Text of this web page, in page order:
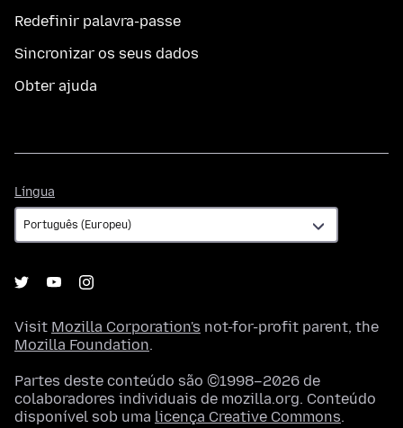
Redefinir palavra-passe
Sincronizar os seus dados
Obter ajuda
Língua
Visit Mozilla Corporation's not-for-profit parent, the
Mozilla Foundation.
Partes deste conteúdo são ©1998–2026 de
colaboradores individuais de mozilla.org. Conteúdo
disponível sob uma licença Creative Commons.